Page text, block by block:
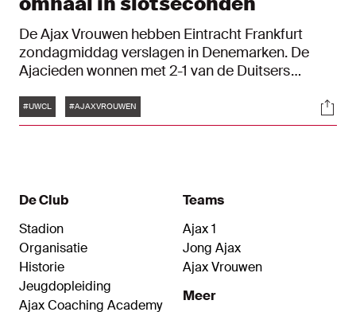
De Ajax Vrouwen hebben Eintracht Frankfurt
zondagmiddag verslagen in Denemarken. De
Ajacieden wonnen met 2-1 van de Duitsers
Hierdoor mogen de dames van Ajax zich op gaan
maken voor de tweede voorronde van de UEFA
Tags
#UWCL #AJAXVROUWEN
De Club
Stadion
Organisatie
Historie
Jeugdopleiding
Ajax Coaching Academy
Teams
Ajax 1
Jong Ajax
Ajax Vrouwen
Meer